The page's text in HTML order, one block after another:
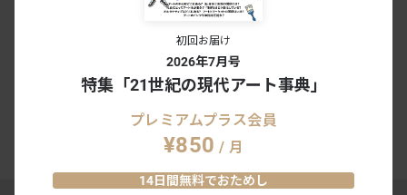
会期終了
自然の秘密をさぐる―高島北海没後90
年記念―
2021.01.30 - 03.14
初回お届け
2026年7月号
特集「21世紀の現代アート事典」
プレミアムプラス会員
¥850 / 月
14日間無料でおためし